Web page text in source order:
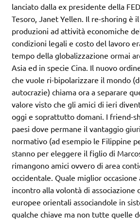
lanciato dalla ex presidente della
Tesoro, Janet Yellen. Il re-shoring è
produzioni ad attività economiche
condizioni legali e costo del lavoro
tempo della globalizzazione ormai
Asia ed in specie Cina. Il nuovo
che vuole ri-bipolarizzare il mondo
autocrazie) chiama ora a separare
valore visto che gli amici di ieri
oggi e soprattutto domani. I friend-
paesi dove permane il vantaggio
normativo (ad esempio le Filippine
stanno per eleggere il figlio di
rimangono amici ovvero di area
occidentale. Quale miglior occasione
incontro alla volontà di associazione
europee orientali associandole in
qualche chiave ma non tutte quelle